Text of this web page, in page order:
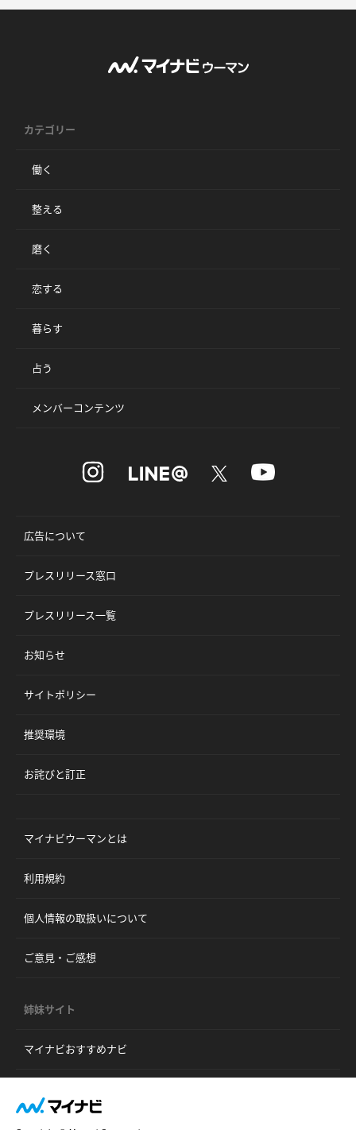
カテゴリー
働く
整える
磨く
恋する
暮らす
占う
メンバーコンテンツ
広告について
プレスリリース窓口
プレスリリース一覧
お知らせ
サイトポリシー
推奨環境
お詫びと訂正
マイナビウーマンとは
利用規約
個人情報の取扱いについて
ご意見・ご感想
姉妹サイト
マイナビおすすめナビ